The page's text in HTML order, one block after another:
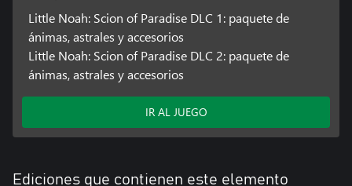
Little Noah: Scion of Paradise DLC 1: paquete de
ánimas, astrales y accesorios
Little Noah: Scion of Paradise DLC 2: paquete de
ánimas, astrales y accesorios
IR AL JUEGO
Ediciones que contienen este elemento